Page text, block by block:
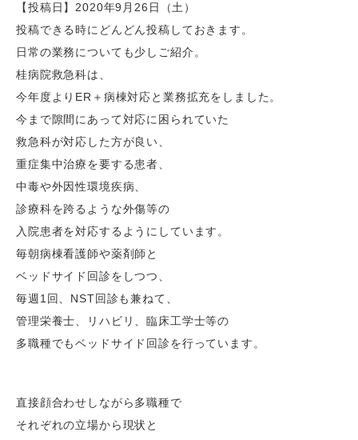
【投稿日】2020年9月26日（土）
投稿できる時にどんどん投稿しておきます。
日常の業務についても少しご紹介。
桂病院救急科は、
今年度よりER＋病棟対応と業務拡充をしました。
今まで隙間にあって対応に困られていた
救急科が対応した方が良い、
重症集中治療を要する患者、
中毒や外因性環境疾病、
診療科を跨るような外傷等の
入院患者を対応するようにしています。
毎朝病棟看護師や薬剤師と
ベッドサイド回診をしつつ、
毎週1回、NST回診も兼ねて、
管理栄養士、リハビリ、臨床工学士等の
多職種でもベッドサイド回診を行っています。
直接顔合わせしながら多職種で
それぞれの立場から現状と